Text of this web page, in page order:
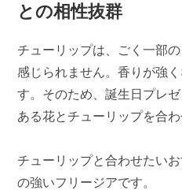
との相性抜群
チューリップは、ごく一部
感じられません。香りが強
す。そのため、誕生日プレ
ある花とチューリップを合
チューリップと合わせたい
の強いフリージアです。